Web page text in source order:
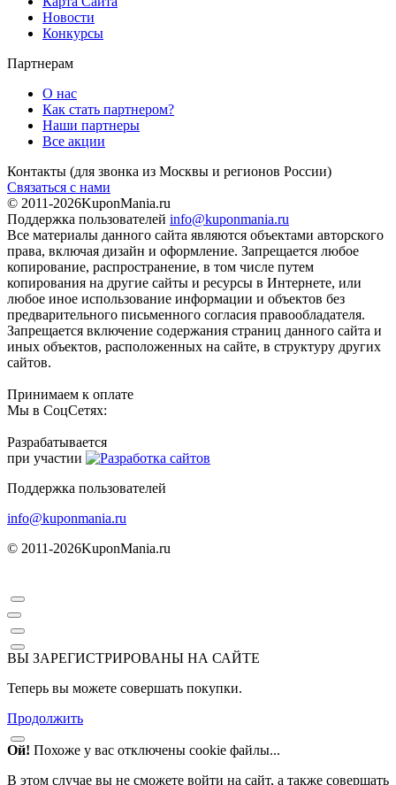
Новости
Конкурсы
Партнерам
О нас
Как стать партнером?
Наши партнеры
Все акции
Контакты (для звонка из Москвы и регионов России)
Связаться с нами
© 2011-2026KuponMania.ru
Поддержка пользователей info@kuponmania.ru
Все материалы данного сайта являются объектами авторского
права, включая дизайн и оформление. Запрещается любое
копирование, распространение, в том числе путем
копирования на другие сайты и ресурсы в Интернете, или
любое иное использование информации и объектов без
предварительного письменного согласия правообладателя.
Запрещается включение содержания страниц данного сайта и
иных объектов, расположенных на сайте, в структуру других
сайтов.
Принимаем к оплате
Мы в СоцСетях:
Разрабатывается
при участии
Поддержка пользователей
info@kuponmania.ru
© 2011-2026KuponMania.ru
ВЫ ЗАРЕГИСТРИРОВАНЫ НА САЙТЕ
Теперь вы можете совершать покупки.
Продолжить
Ой! Похоже у вас отключены cookie файлы...
В этом случае вы не сможете войти на сайт, а также совершать